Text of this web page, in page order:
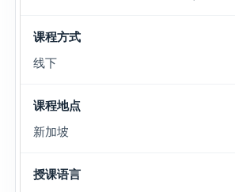
课程方式
线下
课程地点
新加坡
授课语言